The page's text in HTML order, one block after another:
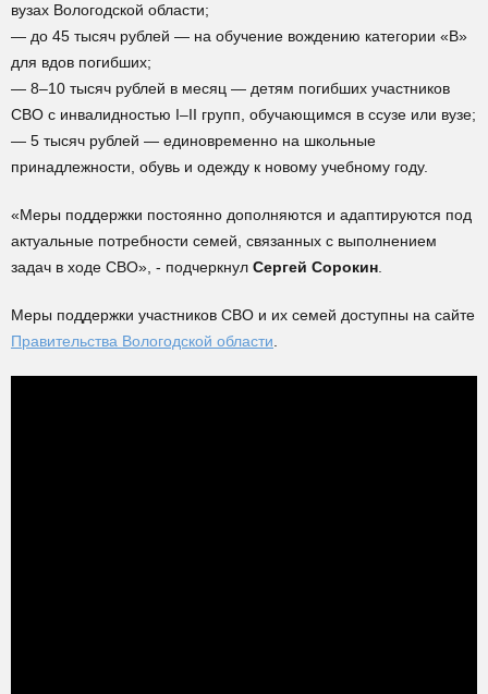
вузах Вологодской области;
— до 45 тысяч рублей — на обучение вождению категории «B»
для вдов погибших;
— 8–10 тысяч рублей в месяц — детям погибших участников
СВО с инвалидностью I–II групп, обучающимся в ссузе или вузе;
— 5 тысяч рублей — единовременно на школьные
принадлежности, обувь и одежду к новому учебному году.
«Меры поддержки постоянно дополняются и адаптируются под
актуальные потребности семей, связанных с выполнением
задач в ходе СВО», - подчеркнул Сергей Сорокин
Меры поддержки участников СВО и их семей доступны на сайте
Правительства Вологодской области